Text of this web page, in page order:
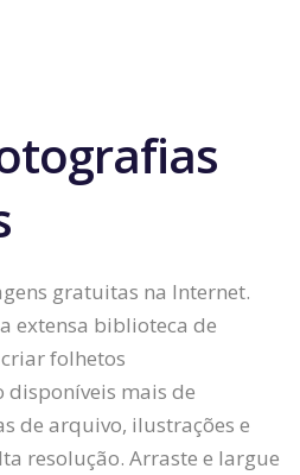
gratuitas na Internet.
extensa biblioteca de
folhetos
disponíveis mais de
de arquivo, ilustrações e
resolução. Arraste e largue